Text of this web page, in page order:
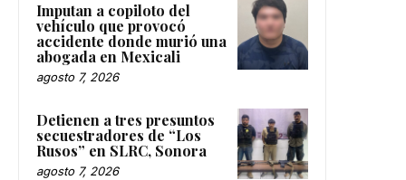
Imputan a copiloto del
vehículo que provocó
accidente donde murió una
abogada en Mexicali
agosto 7, 2026
Detienen a tres presuntos
secuestradores de “Los
Rusos” en SLRC, Sonora
agosto 7, 2026